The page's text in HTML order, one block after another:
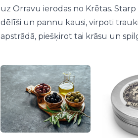
uz Orravu ierodas no Krētas.
dēlīši un pannu kausi, virpoti
apstrādā, piešķirot tai krāsu un